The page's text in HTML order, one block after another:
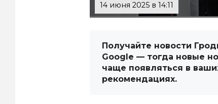
14 июня 2025 в 14:11
Получайте новости
Google — тогда новые
чаще появляться в
рекомендациях.